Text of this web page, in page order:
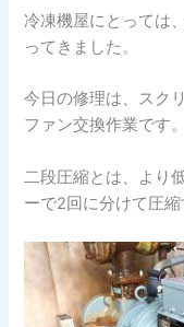
冷凍機屋にとっては
ってきました。
今日の修理は、スク
ファン交換作業です。
二段圧縮とは、より
ーで2回に分けて圧縮